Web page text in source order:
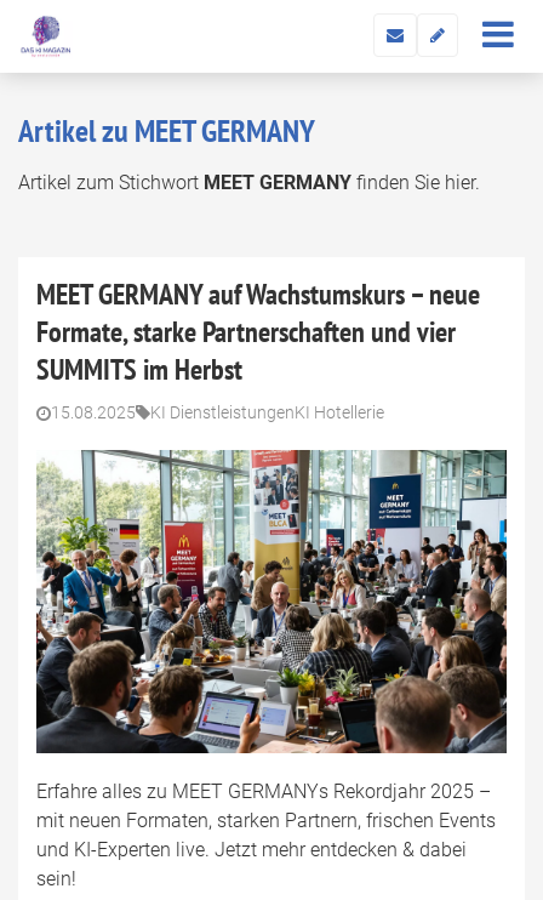
Artikel zu MEET GERMANY
Artikel zum Stichwort MEET GERMANY finden Sie hier.
MEET GERMANY auf Wachstumskurs – neue
Formate, starke Partnerschaften und vier
SUMMITS im Herbst
15.08.2025 KI DienstleistungenKI Hotellerie
Erfahre alles zu MEET GERMANYs Rekordjahr 2025 –
mit neuen Formaten, starken Partnern, frischen Events
und KI-Experten live. Jetzt mehr entdecken & dabei
sein!